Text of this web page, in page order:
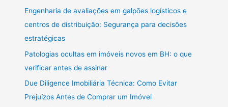
Engenharia de avaliações em galpões logísticos e
centros de distribuição: Segurança para decisões
estratégicas
Patologias ocultas em imóveis novos em BH: o que
verificar antes de assinar
Due Diligence Imobiliária Técnica: Como Evitar
Prejuízos Antes de Comprar um Imóvel